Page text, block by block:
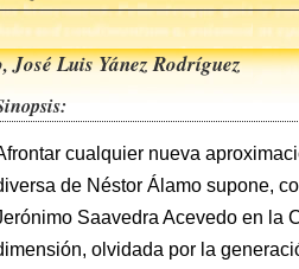
José Luis Yánez Rodríguez
cualquier nueva
de Néstor Álamo supone,
Saavedra Acevedo en la
olvidada por la